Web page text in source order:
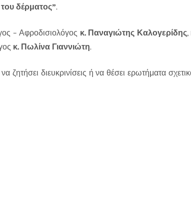
δέρματος”.
– Αφροδισιολόγος κ. Παναγιώτης Καλογερίδης,
κ. Πωλίνα Γιαννιώτη.
διευκρινίσεις ή να θέσει ερωτήματα